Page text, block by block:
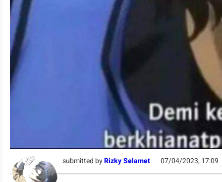
submitted byRizky Selamet 07/04/2023, 17:09